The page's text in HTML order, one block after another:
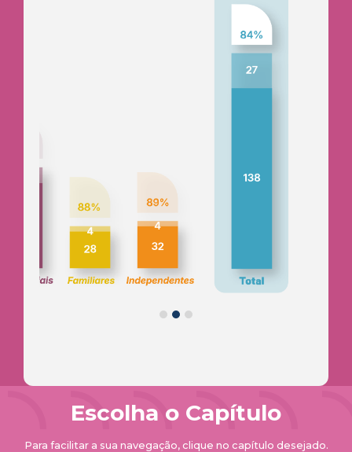
Escolha o Capítulo
Para facilitar a sua navegação, clique no capítulo desejado.